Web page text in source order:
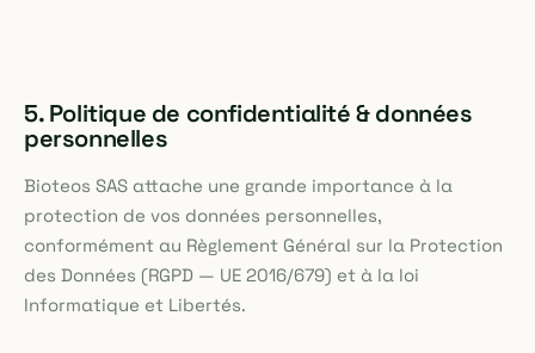
5. Politique de confidentialité & données
personnelles
Bioteos SAS attache une grande importance à la
protection de vos données personnelles,
conformément au Règlement Général sur la Protection
des Données (RGPD — UE 2016/679) et à la loi
Informatique et Libertés.